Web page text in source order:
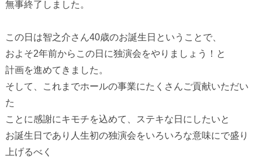
無事終了しました。
この日は智之介さん40歳のお誕生日ということで、
およそ2年前からこの日に独演会をやりましょう！と
計画を進めてきました。
そして、これまでホールの事業にたくさんご貢献いただい
た
ことに感謝にキモチを込めて、ステキな日にしたいと
お誕生日であり人生初の独演会をいろいろな意味にで盛り
上げるべく